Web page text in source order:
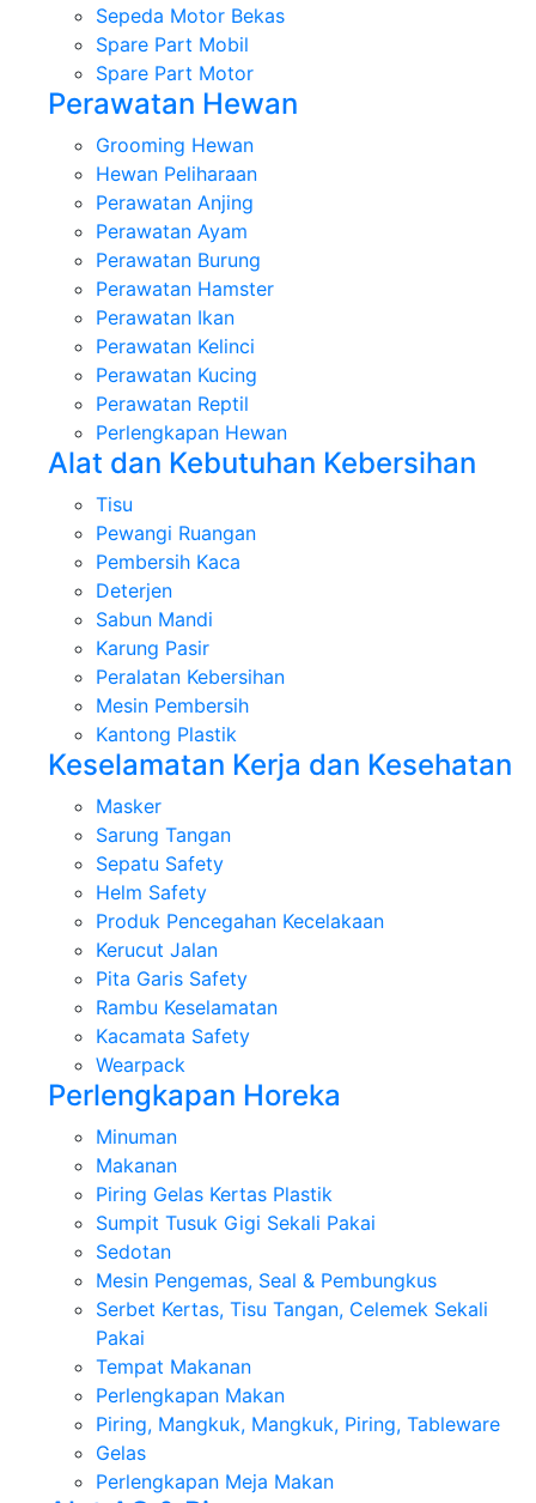
Sepeda Motor Bekas
Spare Part Mobil
Spare Part Motor
Perawatan Hewan
Grooming Hewan
Hewan Peliharaan
Perawatan Anjing
Perawatan Ayam
Perawatan Burung
Perawatan Hamster
Perawatan Ikan
Perawatan Kelinci
Perawatan Kucing
Perawatan Reptil
Perlengkapan Hewan
Alat dan Kebutuhan Kebersihan
Tisu
Pewangi Ruangan
Pembersih Kaca
Deterjen
Sabun Mandi
Karung Pasir
Peralatan Kebersihan
Mesin Pembersih
Kantong Plastik
Keselamatan Kerja dan Kesehatan
Masker
Sarung Tangan
Sepatu Safety
Helm Safety
Produk Pencegahan Kecelakaan
Kerucut Jalan
Pita Garis Safety
Rambu Keselamatan
Kacamata Safety
Wearpack
Perlengkapan Horeka
Minuman
Makanan
Piring Gelas Kertas Plastik
Sumpit Tusuk Gigi Sekali Pakai
Sedotan
Mesin Pengemas, Seal & Pembungkus
Serbet Kertas, Tisu Tangan, Celemek Sekali
Pakai
Tempat Makanan
Perlengkapan Makan
Piring, Mangkuk, Mangkuk, Piring, Tableware
Gelas
Perlengkapan Meja Makan